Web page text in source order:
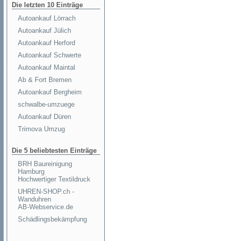
Die letzten 10 Einträge
Autoankauf Lörrach
Autoankauf Jülich
Autoankauf Herford
Autoankauf Schwerte
Autoankauf Maintal
Ab & Fort Bremen
Autoankauf Bergheim
schwalbe-umzuege
Autoankauf Düren
Trimova Umzug
Die 5 beliebtesten Einträge
BRH Baureinigung
Hamburg
Hochwertiger Textildruck
UHREN-SHOP.ch -
Wanduhren
AB-Webservice.de
Schädlingsbekämpfung